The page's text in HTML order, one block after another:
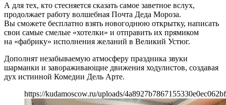
А для тех, кто стесняется сказать самое заветное вслух,
продолжает работу волшебная Почта Деда Мороза.
Вы сможете бесплатно взять новогоднюю открытку, написать
свои самые смелые «хотелки» и отправить их прямиком
на «фабрику» исполнения желаний в Великий Устюг.
Дополнят незабываемую атмосферу праздника звуки
шарманки и завораживающие движения ходулистов, создавая
дух истинной Комедии Дель Арте.
https://kudamoscow.ru/uploads/